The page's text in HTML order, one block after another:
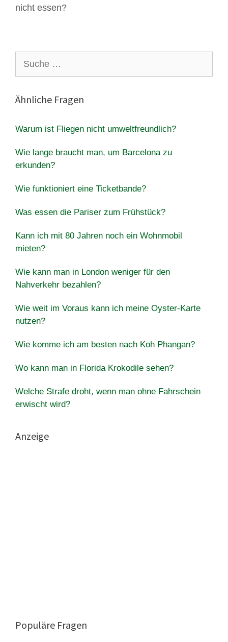
nicht essen?
nach:
Ähnliche Fragen
Warum ist Fliegen nicht umweltfreundlich?
Wie lange braucht man, um Barcelona zu
erkunden?
Wie funktioniert eine Ticketbande?
Was essen die Pariser zum Frühstück?
Kann ich mit 80 Jahren noch ein Wohnmobil
mieten?
Wie kann man in London weniger für den
Nahverkehr bezahlen?
Wie weit im Voraus kann ich meine Oyster-Karte
nutzen?
Wie komme ich am besten nach Koh Phangan?
Wo kann man in Florida Krokodile sehen?
Welche Strafe droht, wenn man ohne Fahrschein
erwischt wird?
Anzeige
Populäre Fragen